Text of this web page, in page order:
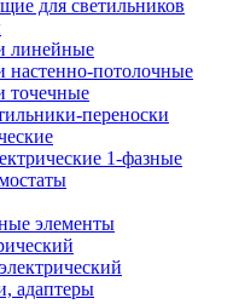
для светильников
линейные
настенно-потолочные
точечные
переноски
1-фазные
элементы
адаптеры